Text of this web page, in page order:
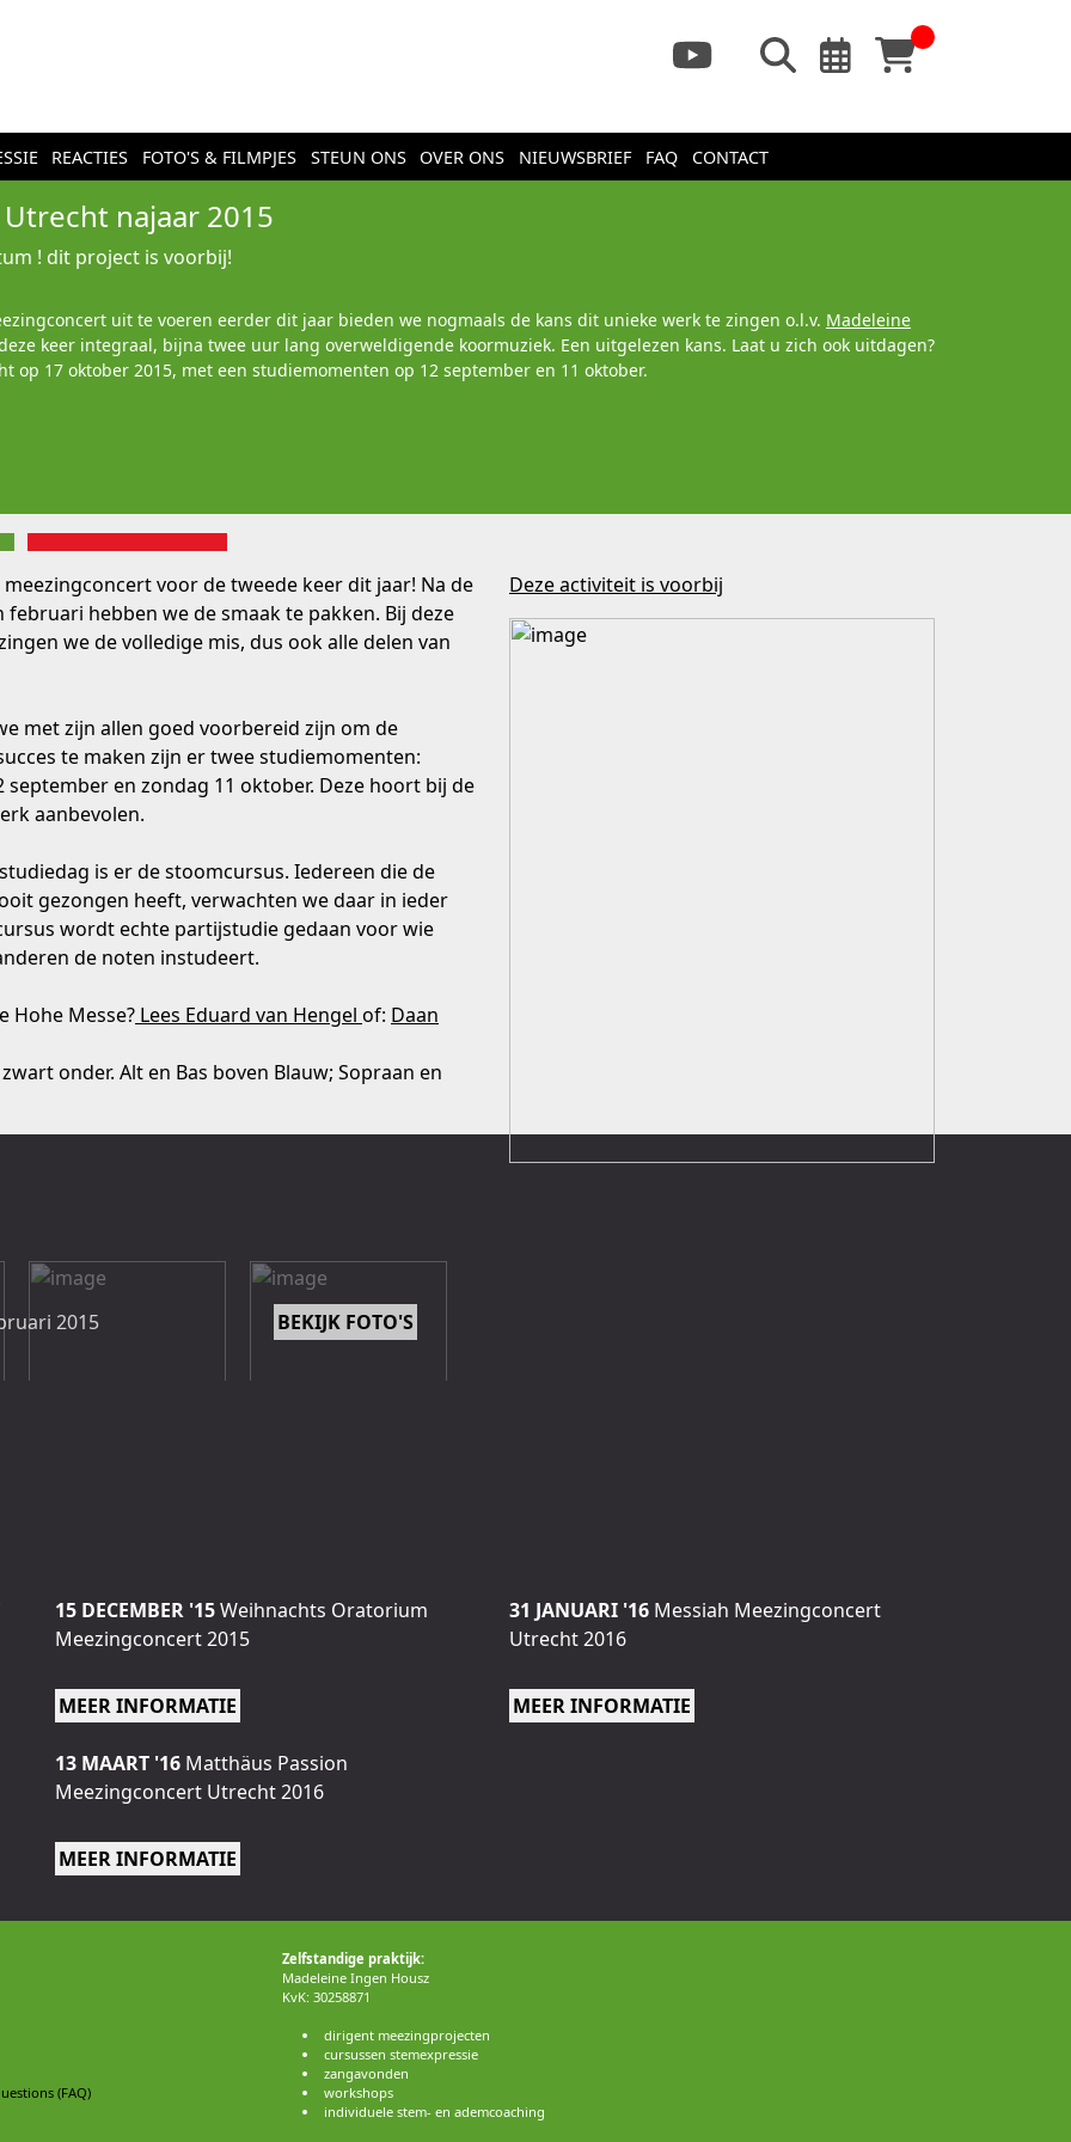
REACTIES FOTO'S & FILMPJES STEUN ONS OVER ONS NIEUWSBRIEF FAQ CONTACT
najaar 2015
! dit project is voorbij!
uit te voeren eerder dit jaar bieden we nogmaals de kans dit unieke werk te zingen o.l.v. Madeleine
keer integraal, bijna twee uur lang overweldigende koormuziek. Een uitgelezen kans. Laat u zich ook uitdagen?
op 17 oktober 2015, met een studiemomenten op 12 september en 11 oktober.
meezingconcert voor de tweede keer dit jaar! Na de
hebben we de smaak te pakken. Bij deze
we de volledige mis, dus ook alle delen van
met zijn allen goed voorbereid zijn om de
te maken zijn er twee studiemomenten:
en zondag 11 oktober. Deze hoort bij de
aanbevolen.
is er de stoomcursus. Iedereen die de
gezongen heeft, verwachten we daar in ieder
wordt echte partijstudie gedaan voor wie
de noten instudeert.
Hohe Messe? Lees Eduard van Hengel of: Daan
onder. Alt en Bas boven Blauw; Sopraan en
Deze activiteit is voorbij
2015
BEKIJK FOTO'S
15 DECEMBER '15Weihnachts Oratorium
Meezingconcert 2015
MEER INFORMATIE
31 JANUARI '16 Messiah Meezingconcert
Utrecht 2016
MEER INFORMATIE
13 MAART '16 Matthäus Passion
Meezingconcert Utrecht 2016
MEER INFORMATIE
(FAQ)
Zelfstandige praktijk:
Madeleine Ingen Housz
KvK: 30258871
dirigent meezingprojecten
cursussen stemexpressie
zangavonden
workshops
individuele stem- en ademcoaching